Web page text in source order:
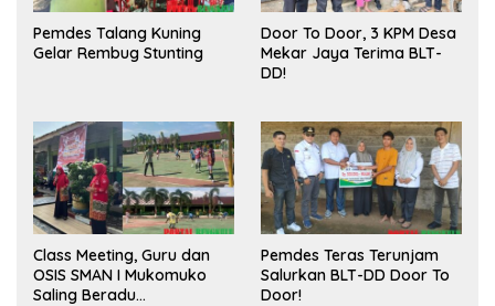
Pemdes Talang Kuning
Gelar Rembug Stunting
Door To Door, 3 KPM Desa
Mekar Jaya Terima BLT-
DD!
Class Meeting, Guru dan
OSIS SMAN I Mukomuko
Saling Beradu
Pemdes Teras Terunjam
Salurkan BLT-DD Door To
Door!